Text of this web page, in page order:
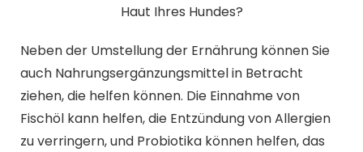
Haut Ihres Hundes?
Neben der Umstellung der Ernährung können Sie
auch Nahrungsergänzungsmittel in Betracht
ziehen, die helfen können. Die Einnahme von
Fischöl kann helfen, die Entzündung von Allergien
zu verringern, und Probiotika können helfen, das